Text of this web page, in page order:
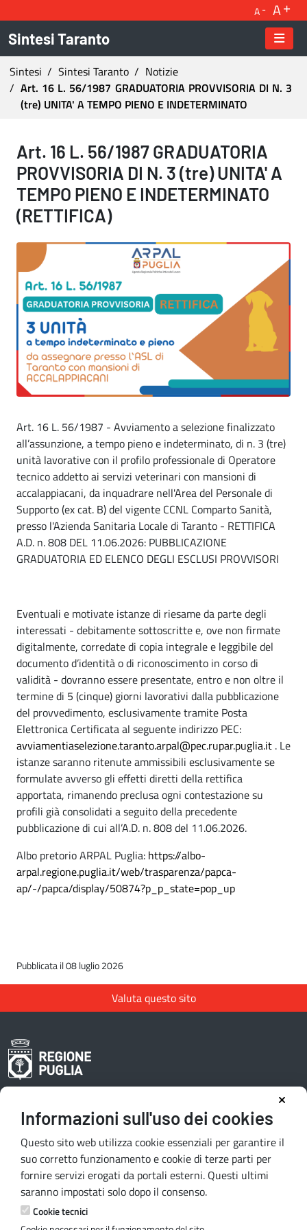
Informazioni sull'uso dei cookies
Questo sito web utilizza cookie essenziali per garantire il
suo corretto funzionamento e cookie di terze parti per
fornire servizi erogati da portali esterni. Questi ultimi
saranno impostati solo dopo il consenso.
Cookie tecnici
A A
Sintesi Taranto
Ti trovi in:
Sintesi Sintesi Taranto
Notizie
Art. 16 L. 56/1987 GRADUATORIA PROVVISORIA DI N. 3
(tre) UNITA' A TEMPO PIENO E INDETERMINATO
Art. 16 L. 56/1987 GRADUATORIA
Art. 16 L. 56/1987 GRADUATORIA
PROVVISORIA DI N. 3 (tre) UNITA' A
TEMPO PIENO E INDETERMINATO
(RETTIFICA)
Art. 16 L. 56/1987 - Avviamento a selezione finalizzato
all’assunzione, a tempo pieno e indeterminato, di n. 3 (tre)
unità lavorative con il profilo professionale di Operatore
tecnico addetto ai servizi veterinari con mansioni di
accalappiacani, da inquadrare nell'Area del Personale di
Supporto (ex cat. B) del vigente CCNL Comparto Sanità,
presso l'Azienda Sanitaria Locale di Taranto - RETTIFICA
A.D. n. 808 DEL 11.06.2026: PUBBLICAZIONE
GRADUATORIA ED ELENCO DEGLI ESCLUSI PROVVISORI
Eventuali e motivate istanze di riesame da parte degli
interessati - debitamente sottoscritte e, ove non firmate
digitalmente, corredate di copia integrale e leggibile del
documento d’identità o di riconoscimento in corso di
validità - dovranno essere presentate, entro e non oltre il
termine di 5 (cinque) giorni lavorativi dalla pubblicazione
del provvedimento, esclusivamente tramite Posta
Elettronica Certificata al seguente indirizzo PEC:
avviamentiaselezione.taranto.arpal@pec.rupar.puglia.it . Le
istanze saranno ritenute ammissibili esclusivamente se
formulate avverso gli effetti diretti della rettifica
apportata, rimanendo preclusa ogni contestazione su
profili già consolidati a seguito della precedente
pubblicazione di cui all’A.D. n. 808 del 11.06.2026.
Albo pretorio ARPAL Puglia: https://albo-
arpal.regione.puglia.it/web/trasparenza/papca-
ap/-/papca/display/50874?p_p_state=pop_up
Pubblicata il 08 luglio 2026
Valuta questo sito
Area riservata redattori
Contatti e indirizzi
Lungomare N. Sauro, 33 - 70121 Bari
Via G. Gentile, 52 - 70126 Bari